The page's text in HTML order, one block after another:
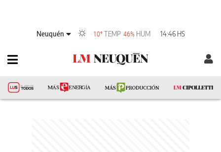
Neuquén 10° TEMP 46% HUM 14:46 HS